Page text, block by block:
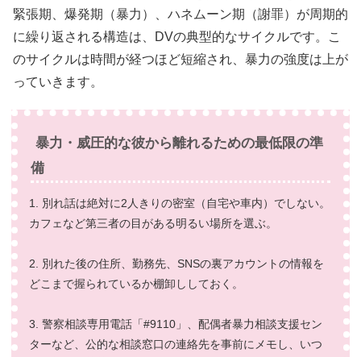
緊張期、爆発期（暴力）、ハネムーン期（謝罪）が周期的
に繰り返される構造は、DVの典型的なサイクルです。こ
のサイクルは時間が経つほど短縮され、暴力の強度は上が
っていきます。
暴力・威圧的な彼から離れるための最低限の準
備
1. 別れ話は絶対に2人きりの密室（自宅や車内）でしない。
カフェなど第三者の目がある明るい場所を選ぶ。
2. 別れた後の住所、勤務先、SNSの裏アカウントの情報を
どこまで握られているか棚卸ししておく。
3. 警察相談専用電話「#9110」、配偶者暴力相談支援セン
ターなど、公的な相談窓口の連絡先を事前にメモし、いつ